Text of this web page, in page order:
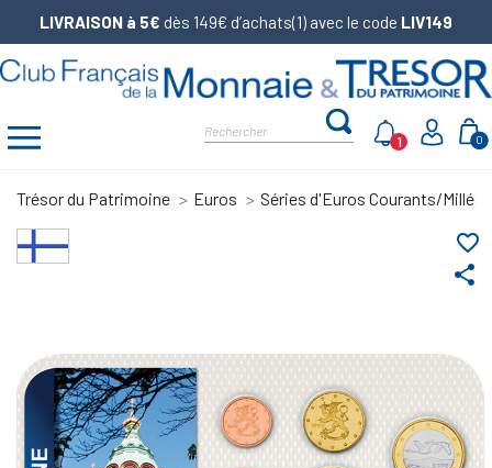
LIVRAISON à 5€ dès 149€ d’achats(1) avec le code LIV149
0
1
Trésor du Patrimoine Euros Séries d'Euros Courants/
share
favorite_border